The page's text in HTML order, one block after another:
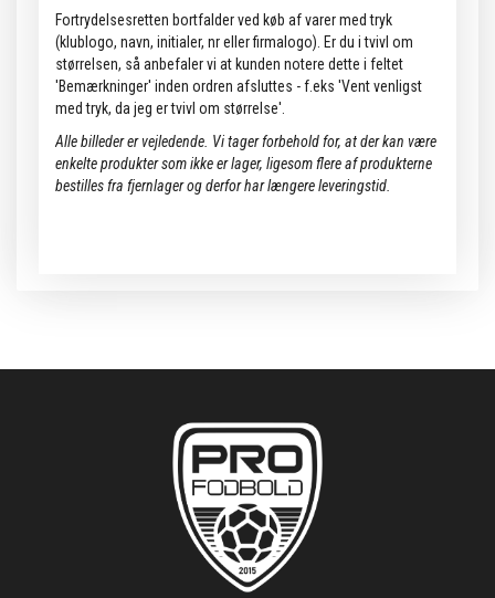
Fortrydelsesretten bortfalder ved køb af varer med tryk
(klublogo, navn, initialer, nr eller firmalogo). Er du i tvivl om
størrelsen, så anbefaler vi at kunden notere dette i feltet
'Bemærkninger' inden ordren afsluttes - f.eks 'Vent venligst
med tryk, da jeg er tvivl om størrelse'.
Alle billeder er vejledende. Vi tager forbehold for, at der kan være
enkelte produkter som ikke er lager, ligesom flere af produkterne
bestilles fra fjernlager og derfor har længere leveringstid.